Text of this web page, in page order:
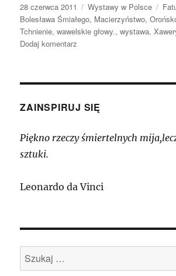
Data
publikacji
28 czerwca 2011 Kategorie
Wystawy w Polsce Tagi
Bolesława Śmiałego, Macierzyństwo,
Tchnienie,wawelskie głowy.,wystawa,
Dodaj komentarz
Dunikowski
ZAINSPIRUJ SIĘ
Piękno rzeczy śmiertelnych
sztuki.
Leonardo da Vinci
Szukaj: